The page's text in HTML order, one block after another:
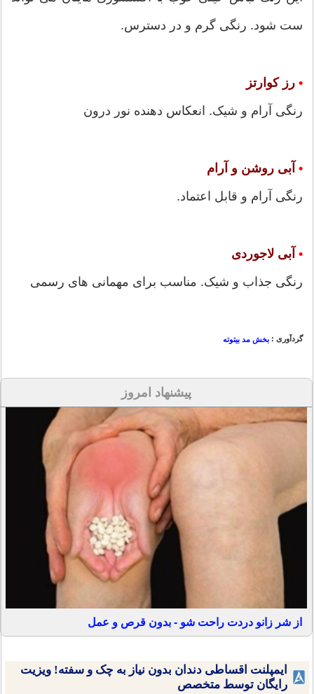
ست شود. رنگی گرم و در دسترس.
• رز کوارتز
رنگی آرام و شیک. انعکاس دهنده نور درون
• آبی روشن و آرام
رنگی آرام و قابل اعتماد.
• آبی لاجوردی
رنگی جذاب و شیک. مناسب برای مهمانی های رسمی
گردآوری : بخش مد بیتوته
پیشنهاد امروز
از شر زانو دردت راحت شو - بدون قرص و عمل
ایمپلنت اقساطی دندان بدون نیاز به چک و سفته! ویزیت
رایگان توسط متخصص